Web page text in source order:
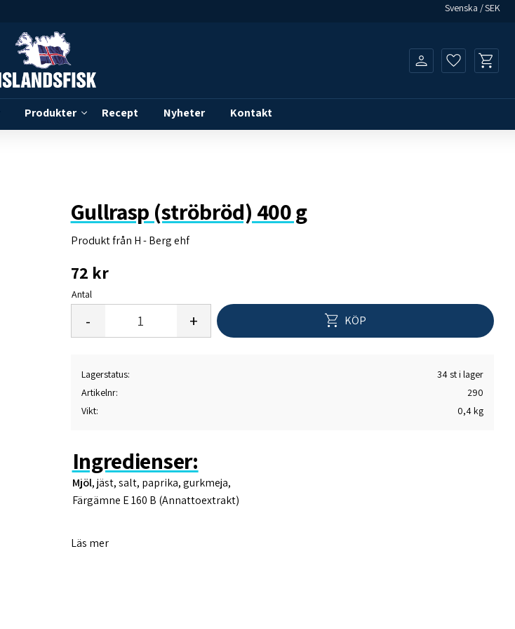
Produkter Recept Nyheter Kontakt
Favoriter
Svenska SEK
Gullrasp (ströbröd) 400 g
Produkt från H - Berg ehf
72 kr
Antal
+
- KÖP
Lagerstatus
34 st i lager
Artikelnr
290
Vikt
0,4 kg
Ingredienser:
Mjöl, jäst, salt, paprika, gurkmeja,
Färgämne E 160 B (Annattoextrakt)
Näringsvärden per 100 g
Läs mer